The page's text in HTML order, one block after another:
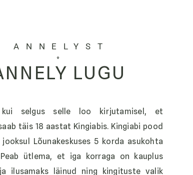
ANNELYST
LUGU
kui selgus selle loo kirjutamisel, et
täis 18 aastat Kingiabis. Kingiabi pood
Lõunakeskuses 5 korda asukohta
ütlema, et iga korraga on kauplus
ilusamaks läinud ning kingituste valik